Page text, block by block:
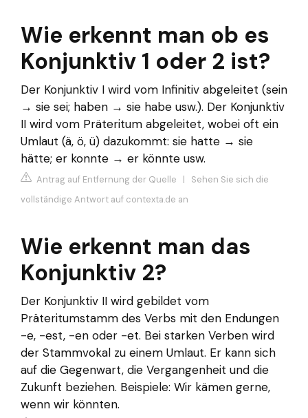
Wie erkennt man ob es
Konjunktiv 1 oder 2 ist?
Der Konjunktiv I wird vom Infinitiv abgeleitet (sein
→ sie sei; haben → sie habe usw.). Der Konjunktiv
II wird vom Präteritum abgeleitet, wobei oft ein
Umlaut (ä, ö, ü) dazukommt: sie hatte → sie
hätte; er konnte → er könnte usw.
Antrag auf Entfernung der Quelle | Sehen Sie sich die
vollständige Antwort auf contexta.de an
Wie erkennt man das
Konjunktiv 2?
Der Konjunktiv II wird gebildet vom
Präteritumstamm des Verbs mit den Endungen
-e, -est, -en oder -et. Bei starken Verben wird
der Stammvokal zu einem Umlaut. Er kann sich
auf die Gegenwart, die Vergangenheit und die
Zukunft beziehen. Beispiele: Wir kämen gerne,
wenn wir könnten.